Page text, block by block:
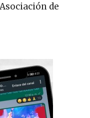
de